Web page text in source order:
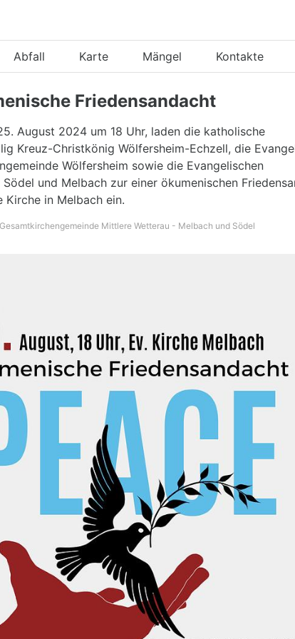
Abfall Karte Mängel Kontakte
Friedensandacht
August 2024 um 18 Uhr, laden die katholische
Kreuz-Christkönig Wölfersheim-Echzell, die
Wölfersheim sowie die Evangelischen
und Melbach zur einer ökumenischen
Kirche in Melbach ein.
Mittlere Wetterau - Melbach und Södel